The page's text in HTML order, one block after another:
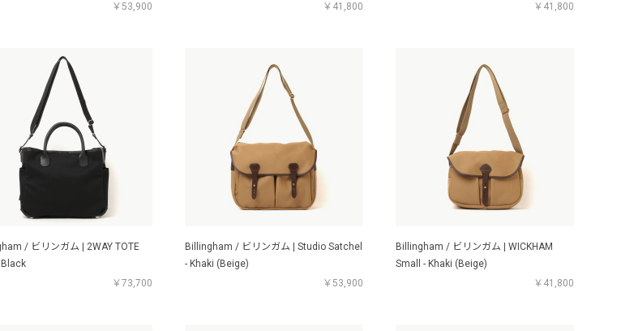
￥53,900
￥41,800
￥41,800
/ ビリンガム | 2WAY TOTE
Black
￥73,700
Billingham / ビリンガム | Studio Satchel
- Khaki (Beige)
￥53,900
Billingham / ビリンガム | WICKHAM
Small - Khaki (Beige)
￥41,800